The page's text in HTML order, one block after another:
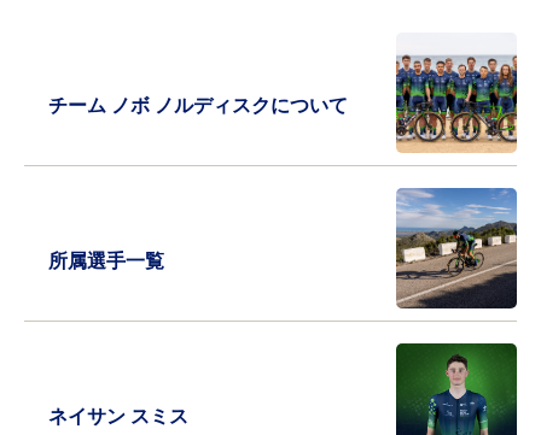
チーム ノボ ノルディスクについて
所属選手一覧
ネイサン スミス